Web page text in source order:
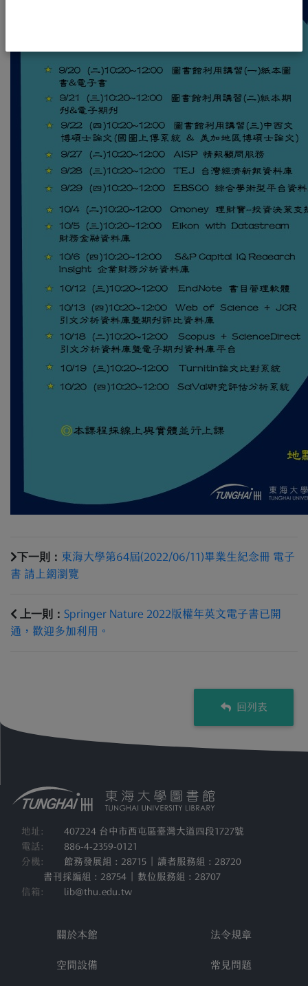
下一則： 東海大學第64屆(2022/06/11)畢業生紀念冊 電子
書 請上網瀏覽
上一則： Springer Nature 2022版權年英文電子書已開
通，歡迎多加利用。
回列表
地址:
407224 台中市西屯區臺灣大道四段1727號
電話:
886-4-2359-0121
分機:
館務發展組 : 28715 | 讀者服務組 : 28720
書刊採編組 : 28754 | 數位服務組 : 28707
信箱:
lib@thu.edu.tw
關於本館
空間設備
法令規章
常見問題